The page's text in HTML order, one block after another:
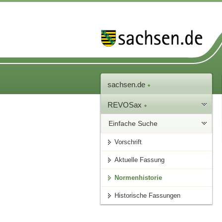
sachsen.de
REVOSax
Einfache Suche
Vorschrift
Aktuelle Fassung
Normenhistorie
Historische Fassungen